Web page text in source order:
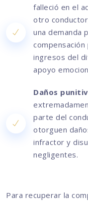
falleció en el
otro
una demanda
ingresos del
apoyo
Daños
parte del
otorguen
infractor y
negligentes.
Para recuperar la